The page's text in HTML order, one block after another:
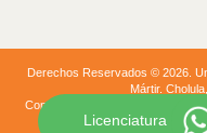
Derechos Reservados © 2026.
Mártir.
Conmutador: +52 (222) 229 20
Licenciatura